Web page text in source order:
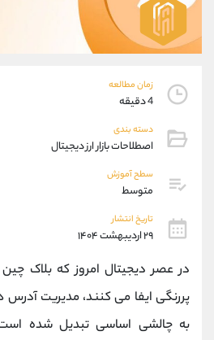
زمان مطالعه
4 دقیقه
دسته بندی
اصطلاحات بازار ارز دیجیتال
سطح آموزش
متوسط
تاریخ انتشار
۲۹ اردیبهشت ۱۴۰۴
در عصر دیجیتال امروز که بلاک‌
پررنگی ایفا می‌ کنند، مدیریت
به چالشی اساسی تبدیل شده
واتساپ
تلگرام
پشتیبان فروش
موبایل
اطلاعات تماس
تلفن
تلفن
بدون پیش شماره
اینستاگرام